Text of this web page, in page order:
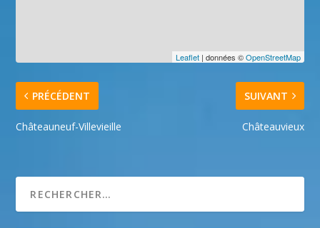
Leaflet| données ©OpenStreetMap
PRÉCÉDENT
Châteauneuf-Villevieille
SUIVANT
Châteauvieux